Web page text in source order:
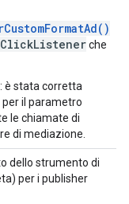
che
: è stata corretta
il parametro
le chiamate di
di mediazione.
dello strumento di
per i publisher